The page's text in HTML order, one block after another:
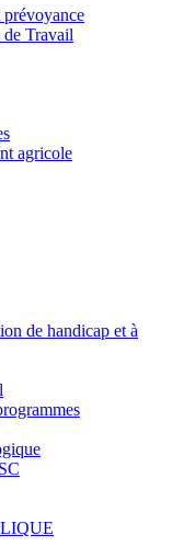
prévoyance
de Travail
agricole
de handicap et à